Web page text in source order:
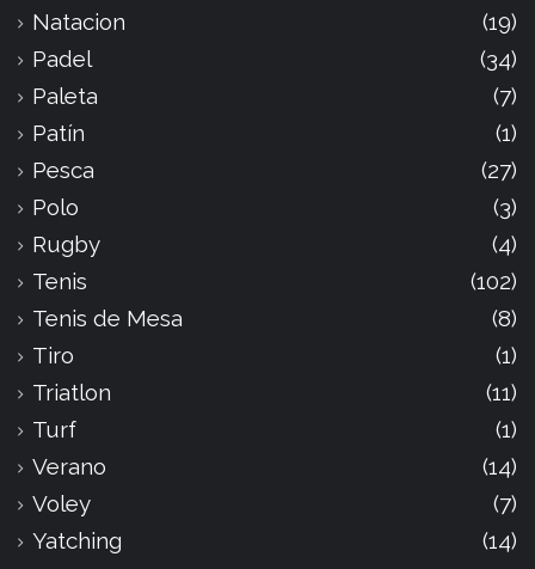
Natacion
(19)
Padel
(34)
Paleta
(7)
Patín
(1)
Pesca
(27)
Polo
(3)
Rugby
(4)
Tenis
(102)
Tenis de Mesa
(8)
Tiro
(1)
Triatlon
(11)
Turf
(1)
Verano
(14)
Voley
(7)
Yatching
(14)